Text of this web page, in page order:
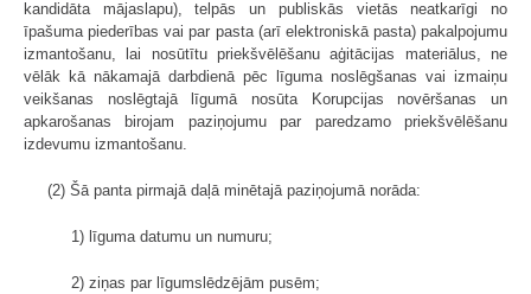
kandidāta mājaslapu), telpās un publiskās vietās neatkarīgi no
īpašuma piederības vai par pasta (arī elektroniskā pasta) pakalpojumu
izmantošanu, lai nosūtītu priekšvēlēšanu aģitācijas materiālus, ne
vēlāk kā nākamajā darbdienā pēc līguma noslēgšanas vai izmaiņu
veikšanas noslēgtajā līgumā nosūta Korupcijas novēršanas un
apkarošanas birojam paziņojumu par paredzamo priekšvēlēšanu
izdevumu izmantošanu.
(2) Šā panta pirmajā daļā minētajā paziņojumā norāda:
1) līguma datumu un numuru;
2) ziņas par līgumslēdzējām pusēm;